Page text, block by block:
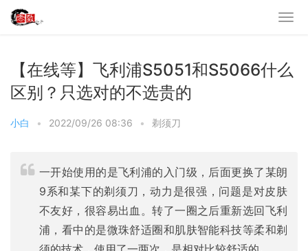
【在线等】飞利浦S5051和S5066什么
区别？只选对的不选贵的
小白 • 2022/09/26 08:36 • 剃须刀
一开始使用的是飞利浦的入门级，后面更换了某朗
9系和某下的剃须刀，动力是很强，问题是对皮肤
不友好，很容易出血。转了一圈之后重新选回飞利
浦，看中的是微珠舒适圈和肌肤智能科技等柔和剃